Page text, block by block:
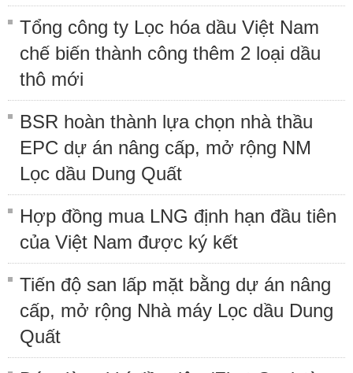
Tổng công ty Lọc hóa dầu Việt Nam
chế biến thành công thêm 2 loại dầu
thô mới
BSR hoàn thành lựa chọn nhà thầu
EPC dự án nâng cấp, mở rộng NM
Lọc dầu Dung Quất
Hợp đồng mua LNG định hạn đầu tiên
của Việt Nam được ký kết
Tiến độ san lấp mặt bằng dự án nâng
cấp, mở rộng Nhà máy Lọc dầu Dung
Quất